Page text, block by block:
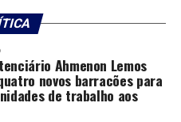
BOVINOS
CRESCIMENTO
MAIOR
recuando e inadimplência
Ahmenon Lemos
novos barracões para
de trabalho aos